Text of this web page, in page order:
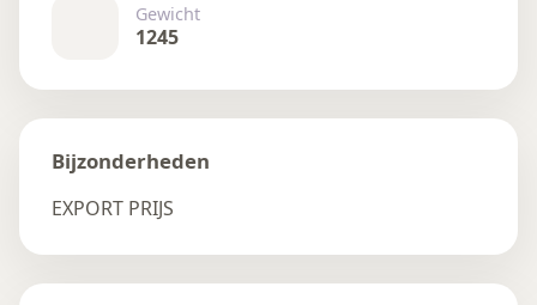
Gewicht
1245
Bijzonderheden
EXPORT PRIJS